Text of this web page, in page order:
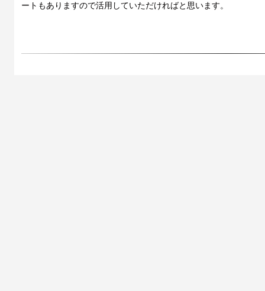
ートもありますので活用していただければと思います。